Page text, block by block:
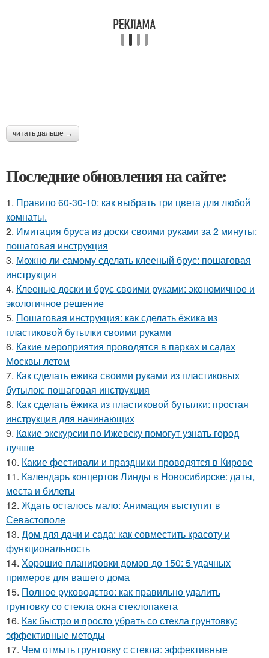
читать дальше →
Последние обновления на сайте:
1. Правило 60-30-10: как выбрать три цвета для любой
комнаты.
2. Имитация бруса из доски своими руками за 2 минуты:
пошаговая инструкция
3. Можно ли самому сделать клееный брус: пошаговая
инструкция
4. Клееные доски и брус своими руками: экономичное и
экологичное решение
5. Пошаговая инструкция: как сделать ёжика из
пластиковой бутылки своими руками
6. Какие мероприятия проводятся в парках и садах
Москвы летом
7. Как сделать ежика своими руками из пластиковых
бутылок: пошаговая инструкция
8. Как сделать ёжика из пластиковой бутылки: простая
инструкция для начинающих
9. Какие экскурсии по Ижевску помогут узнать город
лучше
10. Какие фестивали и праздники проводятся в Кирове
11. Календарь концертов Линды в Новосибирске: даты,
места и билеты
12. Ждать осталось мало: Анимация выступит в
Севастополе
13. Дом для дачи и сада: как совместить красоту и
функциональность
14. Хорошие планировки домов до 150: 5 удачных
примеров для вашего дома
15. Полное руководство: как правильно удалить
грунтовку со стекла окна стеклопакета
16. Как быстро и просто убрать со стекла грунтовку:
эффективные методы
17. Чем отмыть грунтовку с стекла: эффективные